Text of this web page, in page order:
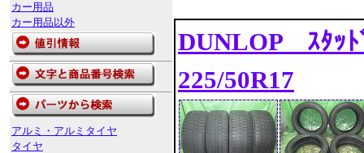
カー用品
カー用品以外
アルミ・アルミタイヤ
タイヤ
DUNLOP ｽﾀｯ
225/50R17